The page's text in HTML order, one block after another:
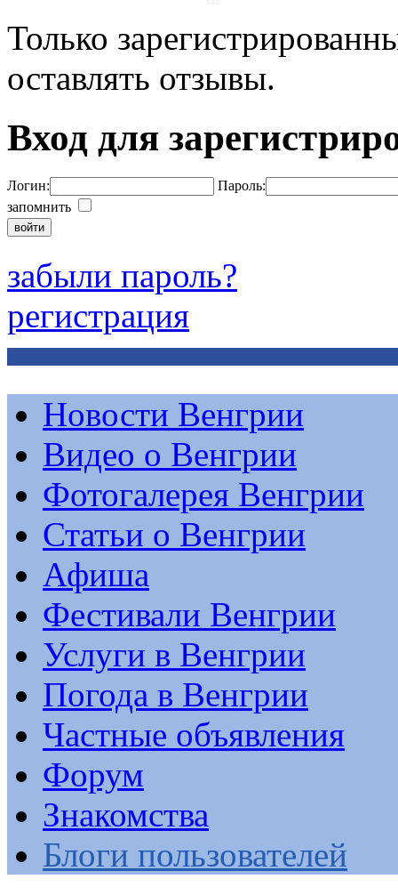
Только
оставлять отзывы.
Вход для
Логин:
Пароль:
запомнить
забыли пароль?
регистрация
Новости Венгрии
Видео о Венгрии
Фотогалерея Венгрии
Статьи о Венгрии
Афиша
Фестивали Венгрии
Услуги в Венгрии
Погода в Венгрии
Частные объявления
Форум
Знакомства
Блоги пользователей